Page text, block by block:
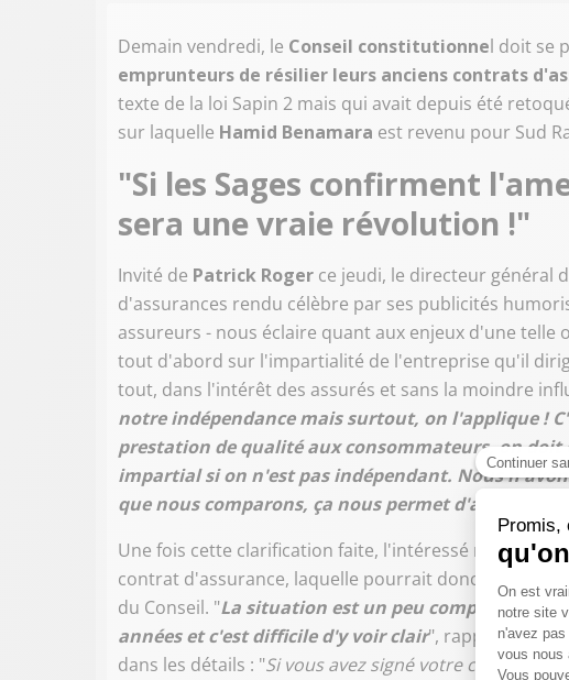
Demain vendredi, le Conseil constitutionnel doit se
emprunteurs de résilier leurs anciens contrats
texte de la loi Sapin 2 mais qui avait depuis été
sur laquelle Hamid Benamara est revenu pour Sud
"Si les Sages confirment
sera une vraie révolution !"
Invité de Patrick Roger ce jeudi, le directeur général
d'assurances rendu célèbre par ses publicités
assureurs - nous éclaire quant aux enjeux d'une
tout d'abord sur l'impartialité de l'entreprise qu'il
tout, dans l'intérêt des assurés et sans la moindre
notre indépendance mais surtout, on l'applique !
prestation de qualité aux consommateurs, on
impartial si on n'est pas indépendant. Nous
que nous comparons, ça nous permet d'avoir une
Une fois cette clarification faite, l'intéressé revient
contrat d'assurance, laquelle pourrait donc être
du Conseil. "La situation est un peu complexe, trois
années et c'est difficile d'y voir clair", rappelle-t-il
dans les détails : "Si vous avez signé votre contrat de